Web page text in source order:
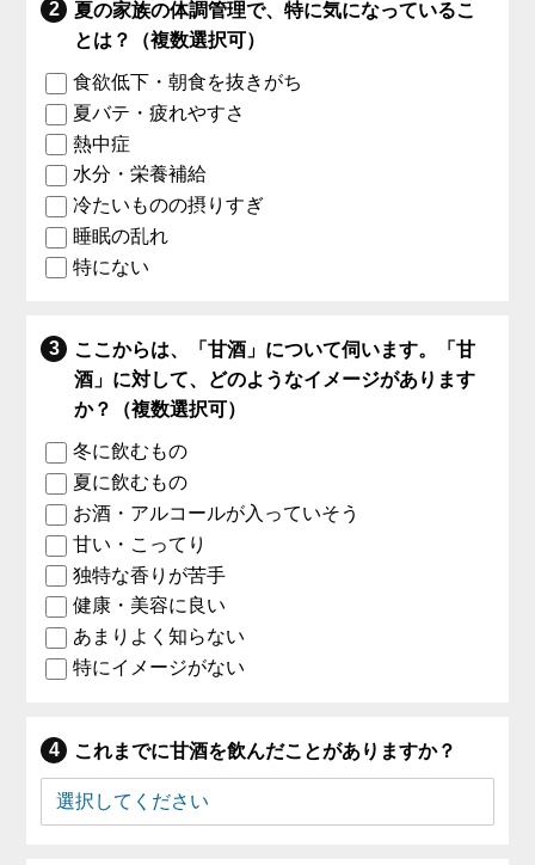
夏の家族の体調管理で、特に気になっているこ
とは？（複数選択可）
食欲低下・朝食を抜きがち
夏バテ・疲れやすさ
熱中症
水分・栄養補給
冷たいものの摂りすぎ
睡眠の乱れ
特にない
ここからは、「甘酒」について伺います。「甘
酒」に対して、どのようなイメージがあります
か？（複数選択可）
冬に飲むもの
夏に飲むもの
お酒・アルコールが入っていそう
甘い・こってり
独特な香りが苦手
健康・美容に良い
あまりよく知らない
特にイメージがない
これまでに甘酒を飲んだことがありますか？